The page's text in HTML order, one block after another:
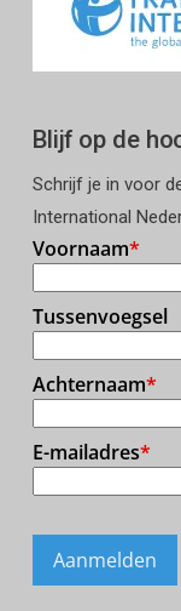
Blijf op de
Schrijf je in voor
International